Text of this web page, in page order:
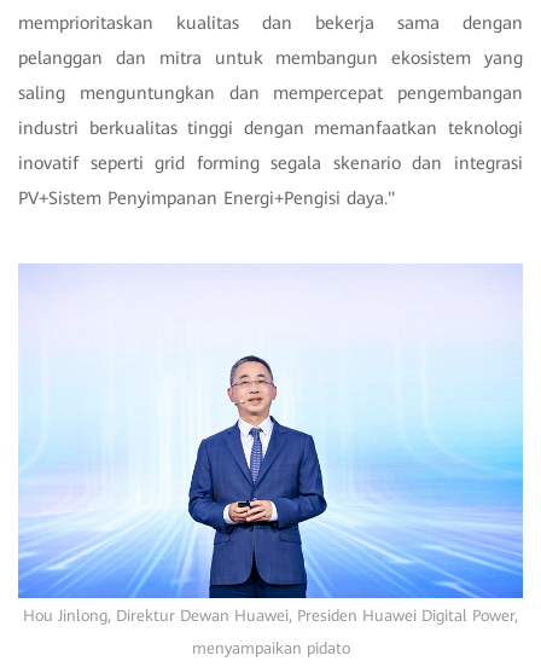
memprioritaskan kualitas dan bekerja sama dengan
pelanggan dan mitra untuk membangun ekosistem yang
saling menguntungkan dan mempercepat pengembangan
industri berkualitas tinggi dengan memanfaatkan teknologi
inovatif seperti grid forming segala skenario dan integrasi
PV+Sistem Penyimpanan Energi+Pengisi daya."
Hou Jinlong, Direktur Dewan Huawei, Presiden Huawei Digital Power,
menyampaikan pidato